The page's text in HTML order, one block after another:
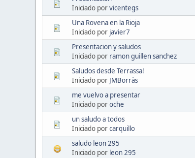
Iniciado porvicentegs
Una Rovena en la Rioja
Iniciado por javier7
Presentacion y saludos
Iniciado por ramon guillen sanchez
Saludos desde Terrassa!
Iniciado por JMBorràs
me vuelvo a presentar
Iniciado poroche
un saludo a todos
Iniciado porcarquillo
saludo leon 295
Iniciado por leon 295